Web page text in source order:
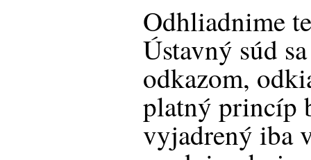
Odhliadnime
Ústavný súd
odkazom,
platný princíp
vyjadrený iba